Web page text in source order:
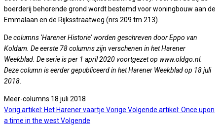
boerderij behorende grond wordt bestemd voor woningbouw aan de
Emmalaan en de Rijksstraatweg (nrs 209 tm 213).
De columns ‘Harener Historie’ worden geschreven door Eppo van
Koldam. De eerste 78 columns zijn verschenen in het Harener
Weekblad. De serie is per 1 april 2020 voortgezet op www.oldgo.nl.
Deze column is eerder gepubliceerd in het Harener Weekblad op 18 juli
2018.
Meer-columns 18 juli 2018
Vorig artikel: Het Harener vaartje Vorige Volgende artikel: Once upon
a time in the westVolgende